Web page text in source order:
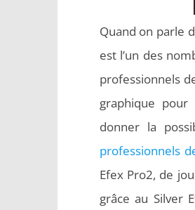
Quand on parle
est l’un des
professionnels
graphique pour
donner la
professionnels
Efex Pro2, de
grâce au Silver